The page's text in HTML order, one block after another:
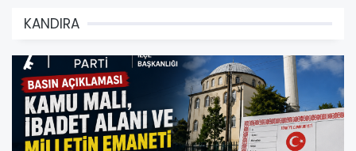
KANDIRA